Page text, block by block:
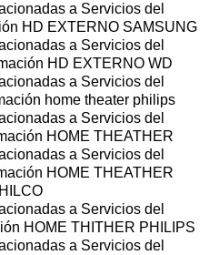
a Servicios del
HD EXTERNO SAMSUNG
a Servicios del
HD EXTERNO WD
a Servicios del
home theater philips
a Servicios del
HOME THEATHER
a Servicios del
HOME THEATHER
a Servicios del
HOME THITHER PHILIPS
a Servicios del